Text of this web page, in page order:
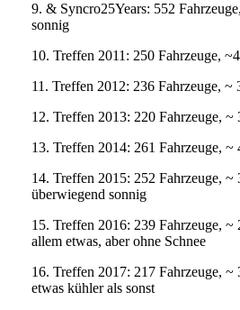
9. & Syncro25Years: 552
sonnig
10. Treffen 2011: 250 Fahrzeuge,
11. Treffen 2012: 236 Fahrzeuge, ~
12. Treffen 2013: 220 Fahrzeuge, ~
13. Treffen 2014: 261 Fahrzeuge, ~
14. Treffen 2015: 252 Fahrzeuge, ~
überwiegend sonnig
15. Treffen 2016: 239 Fahrzeuge, ~
allem etwas, aber ohne Schnee
16. Treffen 2017: 217 Fahrzeuge, ~
etwas kühler als sonst